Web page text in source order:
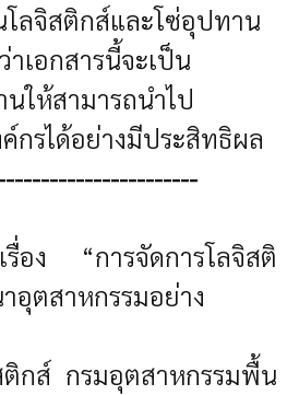
ลจิสติกส์และโซ่อุปทาน
าเอกสารนี้จะเป็น
ให้สามารถนำไป
กรได้อย่างมีประสิทธิผล
รื่อง “การจัดการโลจิสติ
อุตสาหกรรมอย่าง
กส์ กรมอุตสาหกรรมพื้น